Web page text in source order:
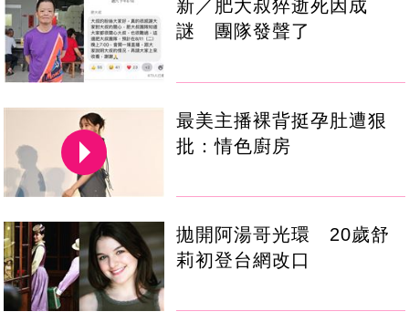
新／肥大叔猝逝死因成
謎 團隊發聲了
最美主播裸背挺孕肚遭狠
批：情色廚房
拋開阿湯哥光環 20歲舒
莉初登台網改口